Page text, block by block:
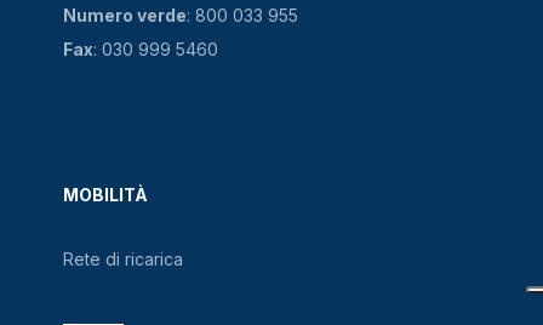
MOBILITÀ
Rete di ricarica
Numero verde: 800 033 955
Fax: 030 999 5460